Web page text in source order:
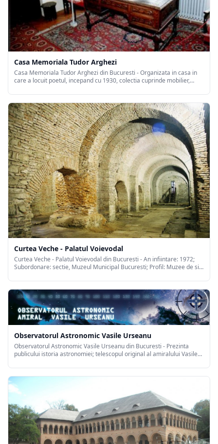
Casa Memoriala Tudor Arghezi
Casa Memoriala Tudor Arghezi din Bucuresti - Organizata in casa in
care a locuit poetul, incepand cu 1930, colectia cuprinde mobilier,
ale poetului Tudor Arghezi (1880-1967)
Curtea Veche - Palatul Voievodal
Curtea Veche - Palatul Voievodal din Bucuresti - An infiintare: 1972;
Subordonare: sectie, Muzeul Municipal Bucuresti; Profil: Muzee de sit;
Observatorul Astronomic Vasile Urseanu
Observatorul Astronomic Vasile Urseanu din Bucuresti - Prezinta
publicului istoria astronomiei; telescopul original al amiralului Vasile
Asigura observatii ale boltei ceresti si ale unor fenomene
astronomice.